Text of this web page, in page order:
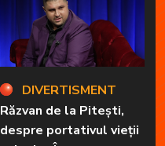
DIVERTISMENT
Răzvan de la Pitești,
despre portativul vieții